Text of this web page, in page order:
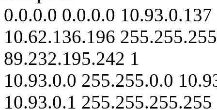
0.0.0.0 0.0.0.0
10.62.136.196
89.232.195.242 1
10.93.0.0 255.255.0.0
10.93.0.1